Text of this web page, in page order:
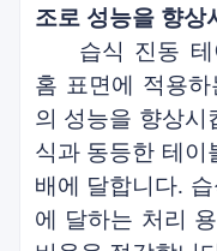
조로 성능을 향상
습식 진동
홈 표면에 적용
의 성능을 향상시
식과 동등한 테이
배에 달합니다.
에 달하는 처리